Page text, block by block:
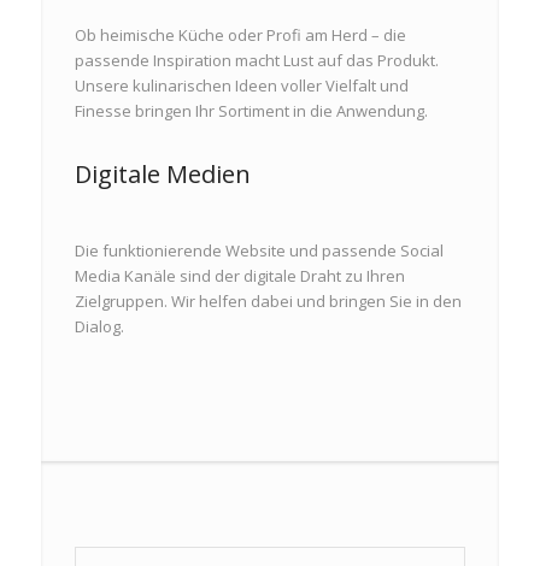
Ob heimische Küche oder Profi am Herd – die
passende Inspiration macht Lust auf das Produkt.
Unsere kulinarischen Ideen voller Vielfalt und
Finesse bringen Ihr Sortiment in die Anwendung.
Digitale Medien
Die funktionierende Website und passende Social
Media Kanäle sind der digitale Draht zu Ihren
Zielgruppen. Wir helfen dabei und bringen Sie in den
Dialog.